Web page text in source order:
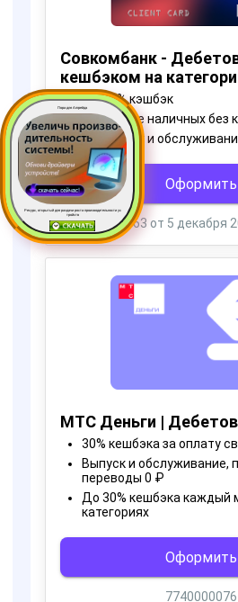
Пора для Апгрейда
Ресурс, открытый для раздачи роста производительности ус
тройств